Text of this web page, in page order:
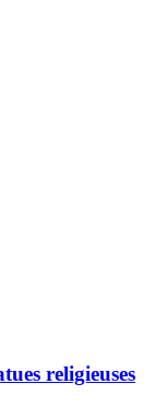
religieuses